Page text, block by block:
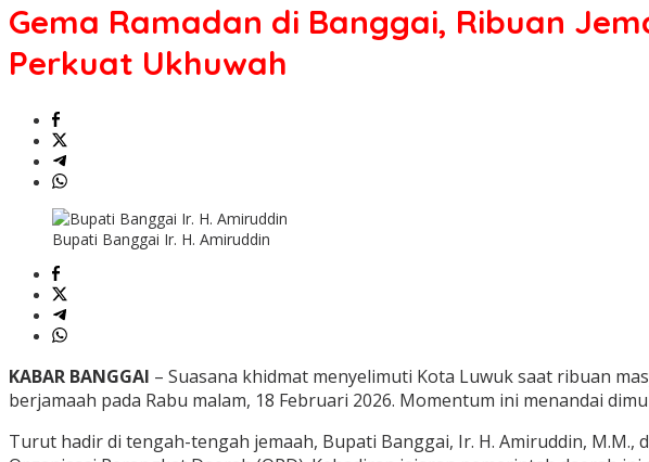
Banggai,
Jemaah
Ajak
Perkuat
Ukhuwah
Gema Ramadan di Banggai, Ribuan
Perkuat Ukhuwah
Bupati Banggai Ir. H. Amiruddin
KABAR BANGGAI – Suasana khidmat menyelimuti Kota Luwuk saat ribuan
berjamaah pada Rabu malam, 18 Februari 2026. Momentum ini menandai
Turut hadir di tengah-tengah jemaah, Bupati Banggai, Ir. H. Amiruddin,